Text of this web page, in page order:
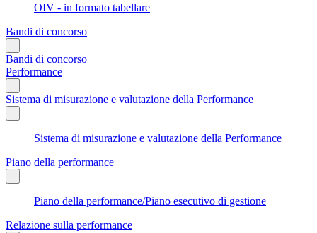
OIV - in formato tabellare
Bandi di concorso
Bandi di concorso
Performance
Sistema di misurazione e valutazione della Performance
Sistema di misurazione e valutazione della Performance
Piano della performance
Piano della performance/Piano esecutivo di gestione
Relazione sulla performance